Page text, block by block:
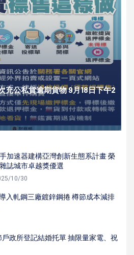
充公私貨逾期貨物 9月18日下午2
加速器建構亞灣創新生態系計畫 榮
誌城市卓越獎優選
10/30
入軋鋼三廠鍍鋅鋼捲 樽節成本減排
戶政所登記結婚托單 抽限量家電、祝